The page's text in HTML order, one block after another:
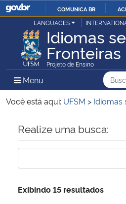
IR
PARA
O
COMUNICA BR
Ministério da Justiça e Segurança Pública
Ministério da Defesa
Ministério das Relações Exteriores
Ministério da Economia
Ministério da Infraestrutura
LANGUAGES
Idiomas
Fronteiras
Projeto de Ensino
Menu Menu Principal do
Você está aqui: UFSM > Idiomas
Início do conteúdo
Realize uma busca:
Exibindo 15 resultados